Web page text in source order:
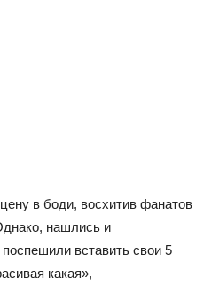
в боди, восхитив фанатов
нашлись и
вставить свои 5
какая»,